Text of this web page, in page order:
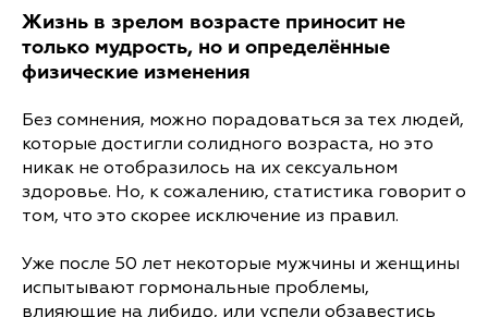
Жизнь в зрелом возрасте приносит не
только мудрость, но и определённые
физические изменения
Без сомнения, можно порадоваться за тех людей,
которые достигли солидного возраста, но это
никак не отобразилось на их сексуальном
здоровье. Но, к сожалению, статистика говорит о
том, что это скорее исключение из правил.
Уже после 50 лет некоторые мужчины и женщины
испытывают гормональные проблемы,
влияющие на либидо, или успели обзавестись